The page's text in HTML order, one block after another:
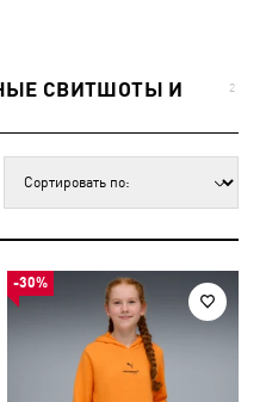
СВИТШОТЫ И
2
-30%